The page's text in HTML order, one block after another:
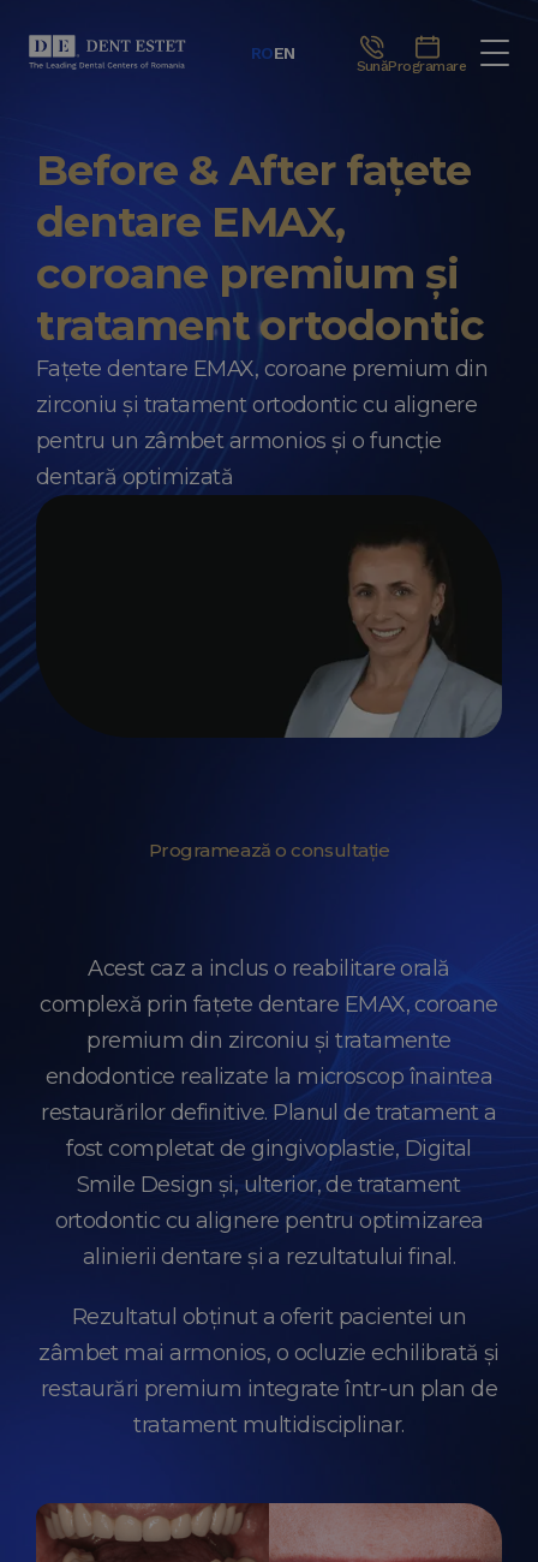
ROEN
SunăProgramare
Before & After fațete
dentare EMAX,
coroane premium și
tratament ortodontic
Fațete dentare EMAX, coroane premium din
zirconiu și tratament ortodontic cu alignere
pentru un zâmbet armonios și o funcție
dentară optimizată
Programează o consultație
Acest caz a inclus o reabilitare orală
complexă prin fațete dentare EMAX, coroane
premium din zirconiu și tratamente
endodontice realizate la microscop înaintea
restaurărilor definitive. Planul de tratament a
fost completat de gingivoplastie, Digital
Smile Design și, ulterior, de tratament
ortodontic cu alignere pentru optimizarea
alinierii dentare și a rezultatului final.
Rezultatul obținut a oferit pacientei un
zâmbet mai armonios, o ocluzie echilibrată și
restaurări premium integrate într-un plan de
tratament multidisciplinar.